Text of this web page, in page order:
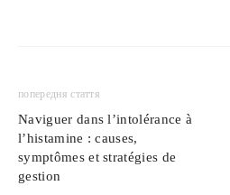
попередня стаття
Naviguer dans l’intolérance à
l’histamine : causes,
symptômes et stratégies de
gestion